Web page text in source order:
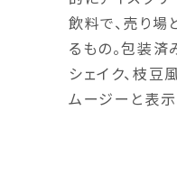
飲料で、売り
るもの。包装
シェイク、枝豆
ムージーと表示